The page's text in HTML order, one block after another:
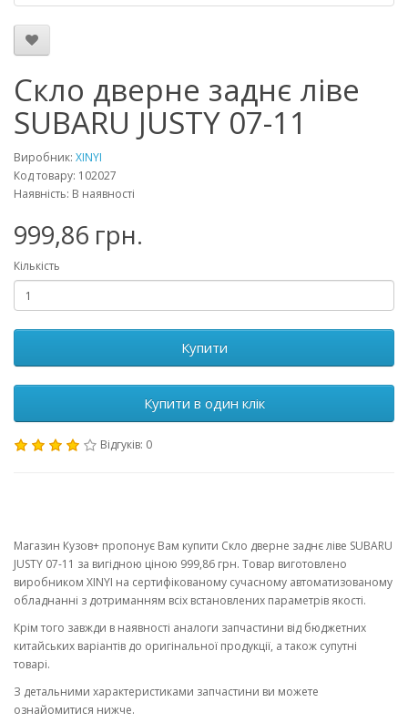
Скло дверне заднє ліве
SUBARU JUSTY 07-11
Виробник: XINYI
Код товару: 102027
Наявність: В наявності
999,86 грн.
Кількість
Купити
Купити в один клік
Відгуків: 0
Магазин Кузов+ пропонує Вам купити Скло дверне заднє ліве SUBARU
JUSTY 07-11 за вигідною ціною 999,86 грн. Товар виготовлено
виробником XINYI на сертифікованому сучасному автоматизованому
обладнанні з дотриманням всіх встановлених параметрів якості.
Крім того завжди в наявності аналоги запчастини від бюджетних
китайських варіантів до оригінальної продукції, а також супутні
товарі.
З детальними характеристиками запчастини ви можете
ознайомитися нижче.